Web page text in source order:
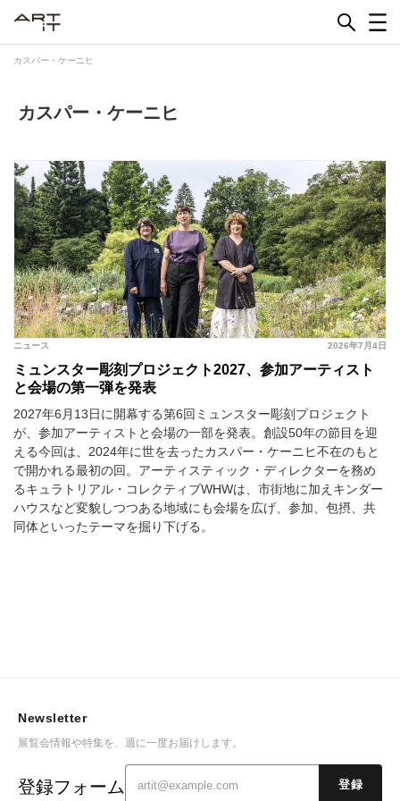
カスパー・ケーニヒ
カスパー・ケーニヒ
2026年7月4日
ニュース
ミュンスター彫刻プロジェクト2027、参加アーティスト
と会場の第一弾を発表
2027年6月13日に開幕する第6回ミュンスター彫刻プロジェクト
が、参加アーティストと会場の一部を発表。創設50年の節目を迎
える今回は、2024年に世を去ったカスパー・ケーニヒ不在のもと
で開かれる最初の回。アーティスティック・ディレクターを務め
るキュラトリアル・コレクティブWHWは、市街地に加えキンダー
ハウスなど変貌しつつある地域にも会場を広げ、参加、包摂、共
同体といったテーマを掘り下げる。
Newsletter
展覧会情報や特集を、週に一度お届けします。
登録フォーム 登録